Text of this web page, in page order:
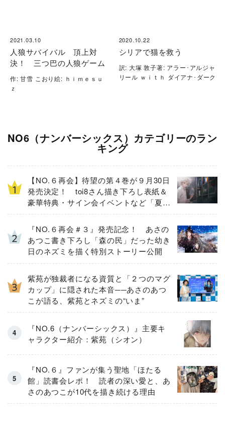
2021.03.10
人狼サバイバル 頂上対
決！ 三つ巴の人狼ゲーム
作: 甘雪 こおり絵: ｈｉｍｅｓｕ
ｚ
2020.10.22
シリアで猫を救う
訳: 大塚 敦子著: アラー･アルジャ
リール ｗｉｔｈ ダイアナ･ダーク
NO6（ナンバーシックス）カテゴリーのラン
キング
【NO.６再会】待望の第４巻が９月30日
発売決定！ toi8さん描き下ろし表紙＆
豪華特典・サイン会イベントなど「夏の
３大ニュース」を一挙解禁！
『NO.６再会＃３』発売記念！ あさの
あつこ書き下ろし「森の民」だった幼き
日のネズミを描く特別ストーリー公開
紫苑が独裁者になる資質と「２つのマグ
カップ」に隠された本音──あさのあつ
こが語る、紫苑とネズミの“いま”
『NO.6（ナンバーシックス）』主要キ
ャラクター紹介：紫苑（シオン）
『NO.６』ファンが集う聖地「ほたる
館」読書会レポ！ 読者の深い愛と、あ
さのあつこが10代を描き続ける理由